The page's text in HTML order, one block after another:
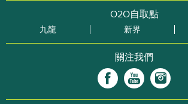
O2O自取點
九龍 新界
關注我們